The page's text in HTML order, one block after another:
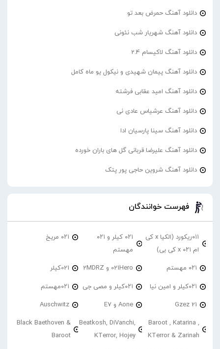
دانلود آهنگ حمرض بعد تو
دانلود آهنگ شهریار شب نئونی
دانلود آهنگ لاکیسام 2.4
دانلود آهنگ پیمان شهیدی و نیکول یو ماه کامل
دانلود آهنگ امید عقابی فرشته
دانلود آهنگ عرشیاس عادی نی
دانلود آهنگ سینا پارسیان ادا
دانلود آهنگ علیرضا قربانی گل های باران خورده
دانلود آهنگ شروین حاجی پور پتک
فهرست خوانندگان
۰۱۱ریکورد (الکیا x کی
ام ۰۲۱ x کی بی)
۰۲۱ کیلر و ۰۲۱
مهستم
۰۲۱ مریخ
۰۲۱ مهستم 021Hero و 2MDRZ 021کیلر
۰۲۱کیلر و امین نیا ۰۲۱کیلر و مصی جی ۰۲۱مهستم
21 Gzez Aone و E7 Auschwitz
Baroot , Katarina ,
KTerror & Zarinah
Beatkosh, DiVanchi,
KTerror, Hojey
Black Baethoven &
Baroot